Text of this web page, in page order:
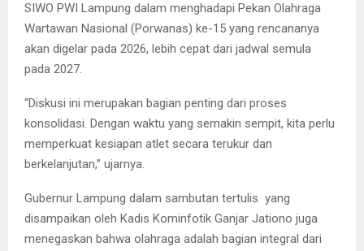
SIWO PWI Lampung dalam menghadapi Pekan Olahraga
Wartawan Nasional (Porwanas) ke-15 yang rencananya
akan digelar pada 2026, lebih cepat dari jadwal semula
pada 2027.
“Diskusi ini merupakan bagian penting dari proses
konsolidasi. Dengan waktu yang semakin sempit, kita perlu
memperkuat kesiapan atlet secara terukur dan
berkelanjutan,” ujarnya.
Gubernur Lampung dalam sambutan tertulis yang
disampaikan oleh Kadis Kominfotik Ganjar Jationo juga
menegaskan bahwa olahraga adalah bagian integral dari